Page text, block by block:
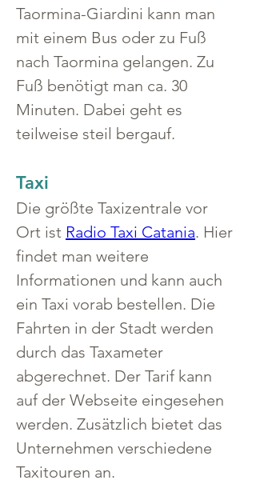
Taormina-Giardini kann man
mit einem Bus oder zu Fuß
nach Taormina gelangen. Zu
Fuß benötigt man ca. 30
Minuten. Dabei geht es
teilweise steil bergauf.
Taxi
Die größte Taxizentrale vor
Ort ist Radio Taxi Catania. Hier
findet man weitere
Informationen und kann auch
ein Taxi vorab bestellen. Die
Fahrten in der Stadt werden
durch das Taxameter
abgerechnet. Der Tarif kann
auf der Webseite eingesehen
werden. Zusätzlich bietet das
Unternehmen verschiedene
Taxitouren an.